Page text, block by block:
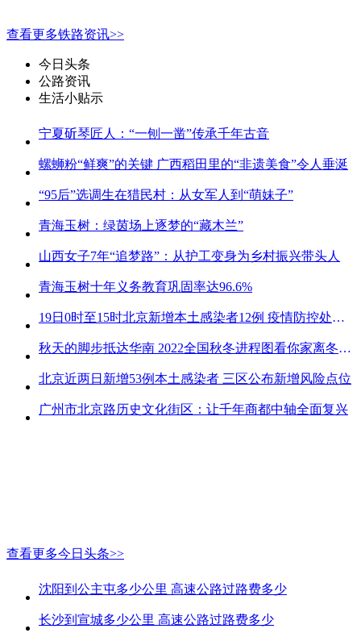
查看更多铁路资讯>>
今日头条
公路资讯
生活小贴示
宁夏斫琴匠人：“一刨一凿”传承千年古音
螺蛳粉“鲜爽”的关键 广西稻田里的“非遗美食”令人垂涎
“95后”选调生在猎民村：从女军人到“萌妹子”
青海玉树：绿茵场上逐梦的“藏木兰”
山西女子7年“追梦路”：从护工变身为乡村振兴带头人
青海玉树十年义务教育巩固率达96.6%
19日0时至15时北京新增本土感染者12例 疫情防控处关键时刻
秋天的脚步抵达华南 2022全国秋冬进程图看你家离冬天有多远
北京近两日新增53例本土感染者 三区公布新增风险点位
广州市北京路历史文化街区：让千年商都中轴全面复兴
查看更多今日头条>>
沈阳到公主屯多少公里 高速公路过路费多少
长沙到宣城多少公里 高速公路过路费多少